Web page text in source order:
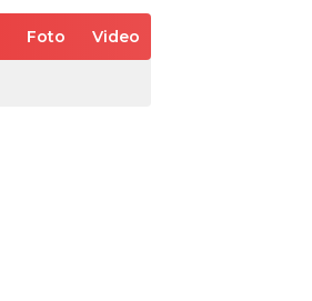
Foto Video